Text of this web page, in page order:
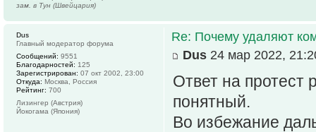
зам. в Тун (Швейцария)
Re: Почему удаляют
Dus 24 мар 2022,
Ответ на протест
понятный.
Во избежание
Dus
Главный модератор форума
Сообщений: 9551
Благодарностей: 125
Зарегистрирован: 07 окт 2002, 23:00
Откуда: Москва, Россия
Рейтинг: 700
Лизингер (Австрия)
Йокогама (Япония)